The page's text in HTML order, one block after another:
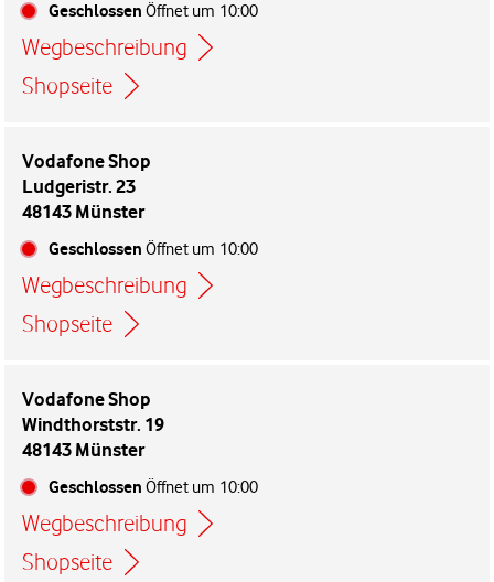
Geschlossen Öffnet um 10:00
Wegbeschreibung
Link öffnet in einem neuen Tab
Shopseite
Vodafone Shop
Ludgeristr. 23
48143 Münster
Geschlossen Öffnet um 10:00
Wegbeschreibung
Link öffnet in einem neuen Tab
Shopseite
Vodafone Shop
Windthorststr. 19
48143 Münster
Geschlossen Öffnet um 10:00
Wegbeschreibung
Link öffnet in einem neuen Tab
Shopseite